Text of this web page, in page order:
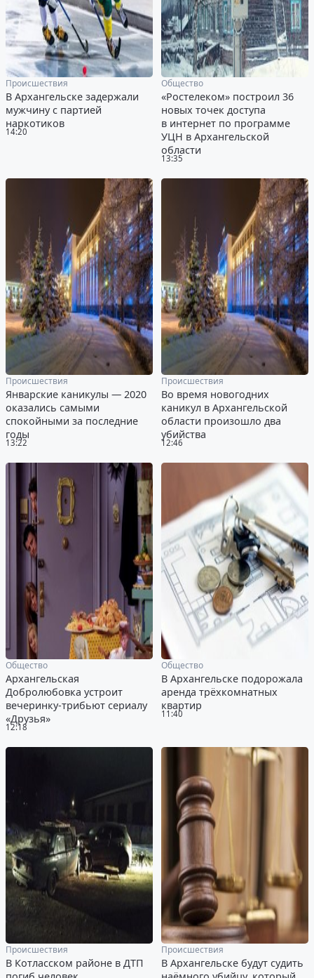
14:20
Происшествия
В Архангельске задержали
мужчину с партией
наркотиков
13:35
Общество
«Ростелеком» построил 36
новых точек доступа
в интернет по программе
УЦН в Архангельской
области
13:22
Происшествия
Январские каникулы — 2020
оказались самыми
спокойными за последние
годы
12:46
Происшествия
Во время новогодних
каникул в Архангельской
области произошло два
убийства
12:18
Общество
Архангельская
Добролюбовка устроит
вечеринку-трибьют сериалу
«Друзья»
11:40
Общество
В Архангельске подорожала
аренда трёхкомнатных
квартир
Происшествия
В Котласском районе в ДТП
Происшествия
В Архангельске будут судить